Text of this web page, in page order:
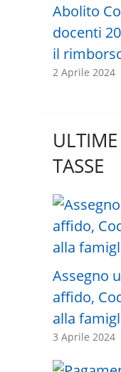
Abolito
docenti
il
2 Aprile 2024
TASSE
Assegno
affido,
alla
3 Aprile 2024